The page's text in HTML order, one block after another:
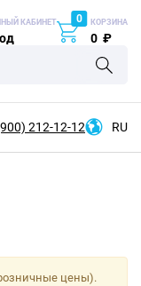
КАБИНЕТ 0 КОРЗИНА
0 ₽
212-12-12 RU
цены).